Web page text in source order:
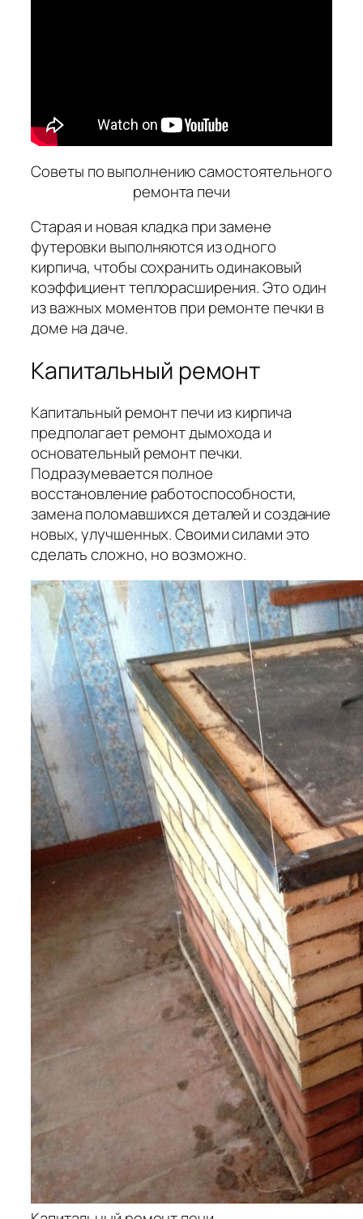
Советы по выполнению самостоятельного
ремонта печи
Старая и новая кладка при замене
футеровки выполняются из одного
кирпича, чтобы сохранить одинаковый
коэффициент теплорасширения. Это один
из важных моментов при ремонте печки в
доме на даче.
Капитальный ремонт
Капитальный ремонт печи из кирпича
предполагает ремонт дымохода и
основательный ремонт печки.
Подразумевается полное
восстановление работоспособности,
замена поломавшихся деталей и создание
новых, улучшенных. Своими силами это
сделать сложно, но возможно.